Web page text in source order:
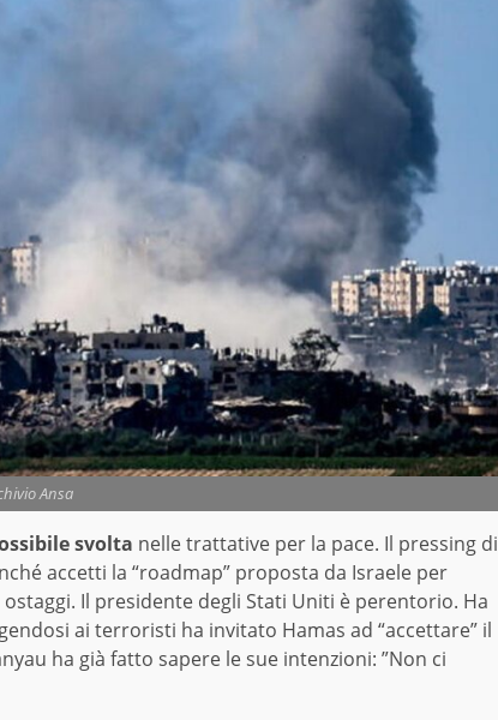
Ansa
svolta nelle trattative per la pace. Il pressing di
accetti la “roadmap” proposta da Israele per
Il presidente degli Stati Uniti è perentorio. Ha
ai terroristi ha invitato Hamas ad “accettare” il
ha già fatto sapere le sue intenzioni: ”Non ci